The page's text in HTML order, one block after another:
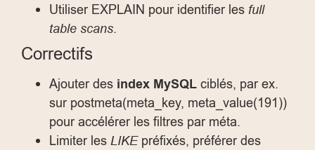
Utiliser EXPLAIN pour identifier les full
table scans.
Correctifs
Ajouter des index MySQL ciblés, par ex.
sur postmeta(meta_key, meta_value(191))
pour accélérer les filtres par méta.
Limiter les LIKEpréfixés, préférer des